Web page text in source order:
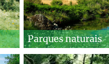
Parques naturais